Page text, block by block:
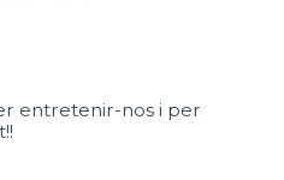
entretenir-nos i per